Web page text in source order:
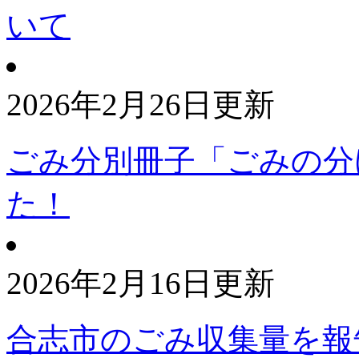
いて
2026年2月26日更新
ごみ分別冊子「ごみの
た！
2026年2月16日更新
合志市のごみ収集量を